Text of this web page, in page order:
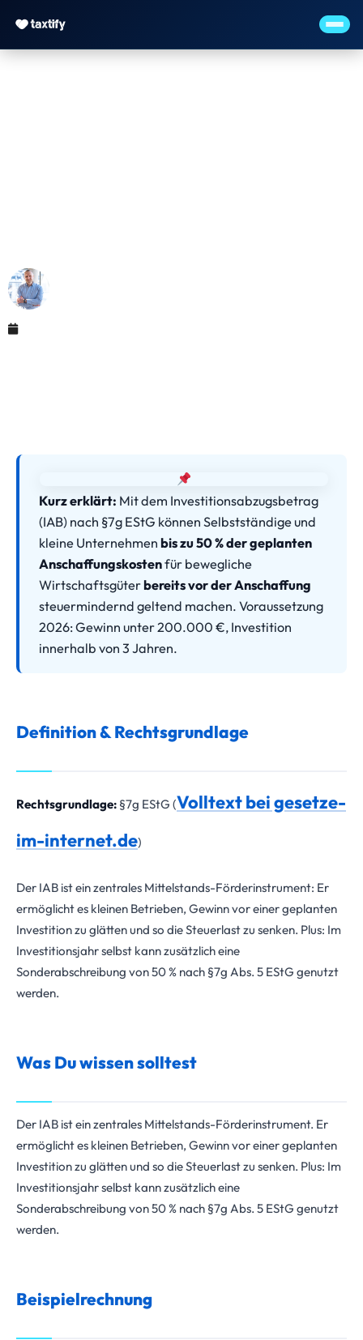
Kurz erklärt: Mit dem Investitionsabzugsbetrag
(IAB) nach §7g EStG können Selbstständige und
kleine Unternehmen bis zu 50 % der geplanten
Anschaffungskostenfür bewegliche
Wirtschaftsgüterbereits vor der Anschaffung
steuermindernd geltend machen. Voraussetzung
2026: Gewinn unter 200.000 €, Investition
innerhalb von 3 Jahren.
Definition & Rechtsgrundlage
Rechtsgrundlage: §7g EStG (Volltext bei gesetze-
im-internet.de)
Der IAB ist ein zentrales Mittelstands-Förderinstrument: Er
ermöglicht es kleinen Betrieben, Gewinn vor einer geplanten
Investition zu glätten und so die Steuerlast zu senken. Plus: Im
Investitionsjahr selbst kann zusätzlich eine
Sonderabschreibung von 50 % nach §7g Abs. 5 EStG genutzt
werden.
Was Du wissen solltest
Der IAB ist ein zentrales Mittelstands-Förderinstrument. Er
ermöglicht es kleinen Betrieben, Gewinn vor einer geplanten
Investition zu glätten und so die Steuerlast zu senken. Plus: Im
Investitionsjahr selbst kann zusätzlich eine
Sonderabschreibung von 50 % nach §7g Abs. 5 EStG genutzt
werden.
Beispielrechnung